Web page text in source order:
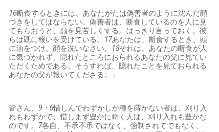
16断食するときには、あなたがたは偽善者のように沈んだ顔
つきをしてはならない。偽善者は、断食しているのを人に見
てもらおうと、顔を見苦しくする。はっきり言っておく。彼
らは既に報いを受けている。 17あなたは、断食するとき、頭
に油をつけ、顔を洗いなさい。 18それは、あなたの断食が人
に気づかれず、隠れたところにおられるあなたの父に見てい
ただくためである。そうすれば、隠れたことを見ておられる
あなたの父が報いてくださる。」
皆さん、9・6惜しんでわずかしか種を蒔かない者は、刈り入
れもわずかで、惜しまず豊かに蒔く人は、刈り入れも豊かな
のです。 7各自、不承不承ではなく、強制されてでもなく、